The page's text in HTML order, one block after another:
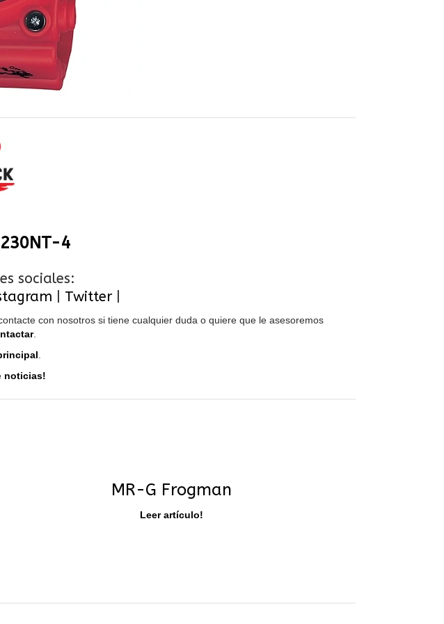
4
sociales:
Twitter|
con nosotros si tiene cualquier duda o quiere que le asesoremos
.
noticias!
MR-G Frogman
Leer artículo!